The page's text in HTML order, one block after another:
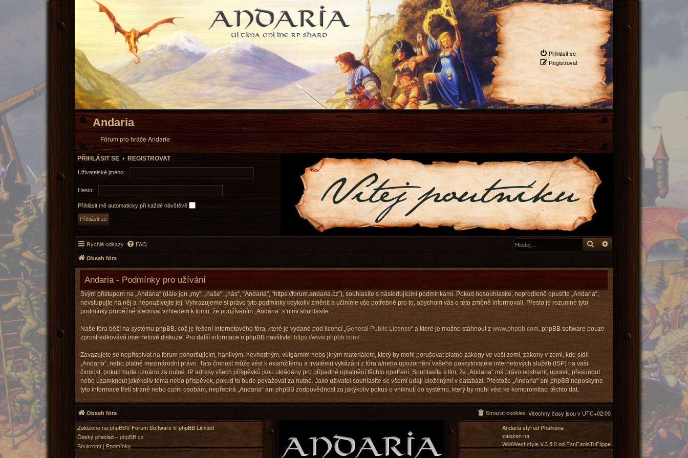
Přihlásit se
Registrovat
Andaria
Fórum pro hráče Andarie
PŘIHLÁSIT SE • REGISTROVAT
Uživatelské jméno:
Heslo:
Přihlásit mě automaticky při každé návštěvě
Rychlé odkazy FAQ Hledat Pokročilé hledání
Obsah fóra
Andaria - Podmínky pro užívání
Svým přístupem na „Andaria“ (dále jen „my“, „naše“, „nás“, “Andaria”, “https://forum.andaria.cz”), souhlasíte s následujícími podmínkami. Pokud nesouhlasíte, neprodleně opusťte „Andaria“,
nevstupujte na něj a nepoužívejte jej. Vyhrazujeme si právo tyto podmínky kdykoliv změnit a učiníme vše potřebné pro to, abychom vás o této změně informovali. Přesto je rozumné tyto
podmínky průběžně sledovat vzhledem k tomu, že používáním „Andaria“ s nimi souhlasíte.
Naše fóra běží na systému phpBB, což je řešení internetového fóra, které je vydané pod licencí „General Public License“ a které je možno stáhnout z www.phpbb.com. phpBB software pouze
zprostředkovává internetové diskuze. Pro další informace o phpBB navštivte: https://www.phpbb.com/.
Zavazujete se nepřispívat na fórum pohoršujícím, hanlivým, nevhodným, vulgárním nebo jiným materiálem, který by mohl porušovat platné zákony ve vaší zemi, zákony v zemi, kde sídlí
„Andaria“, nebo platné mezinárodní právo. Tato činnost může vést k okamžitému a trvalému vykázání z fóra a/nebo upozornění vašeho poskytovatele internetových služeb (ISP) na vaši
činnost, pokud bude uznáno za nutné. IP adresy všech příspěvků jsou ukládány pro případné uplatnění těchto opatření. Souhlasíte s tím, že „Andaria“ má právo odstranit, upravit, přesunout
nebo uzamknout jakékoliv téma nebo příspěvek, pokud to bude považovat za nutné. Jako uživatel souhlasíte se všemi údaji uloženými v databázi. Přestože „Andaria“ ani phpBB neposkytne
tyto informace třetí straně nebo cizím osobám, nepřebírá „Andaria“ ani phpBB zodpovědnost za jakýkoliv pokus o vniknutí do systému, který by mohl vést ke kompromitaci těchto dat.
Obsah fóra Všechny časy jsou v UTC+02:00
Smazat cookies
Založeno naphpBB® Forum Software © phpBB Limited
Andaria styl od Phalkona
založen na
WildWest style V.3.5.0 od FanFanlaTuFlippe
Český překlad –phpBB.cz
Soukromí|Podmínky